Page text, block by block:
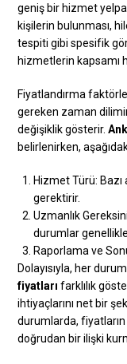
geniş bir hizmet
kişilerin bulunması,
tespiti gibi spesifik
hizmetlerin kapsamı
Fiyatlandırma
gereken zaman
değişiklik gösterir.
belirlenirken,
Hizmet Türü:
gerektirir.
Uzmanlık
durumlar
Raporlama ve
Dolayısıyla, her
fiyatları farklılık
ihtiyaçlarını net bir
durumlarda,
doğrudan bir ilişki